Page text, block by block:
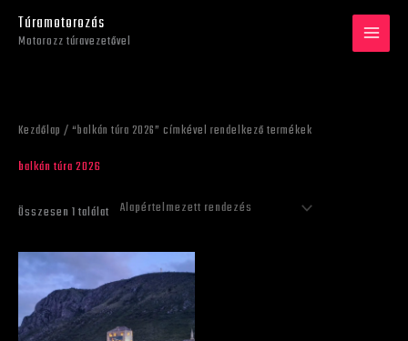
Túramotorozás
Motorozz túravezetővel
Kezdőlap / “balkán túra 2026” címkével rendelkező termékek
balkán túra 2026
Összesen 1 találat
470 €
-
790 €
Ennek
terméknek
több